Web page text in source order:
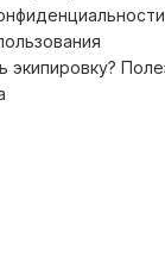
экипировку?